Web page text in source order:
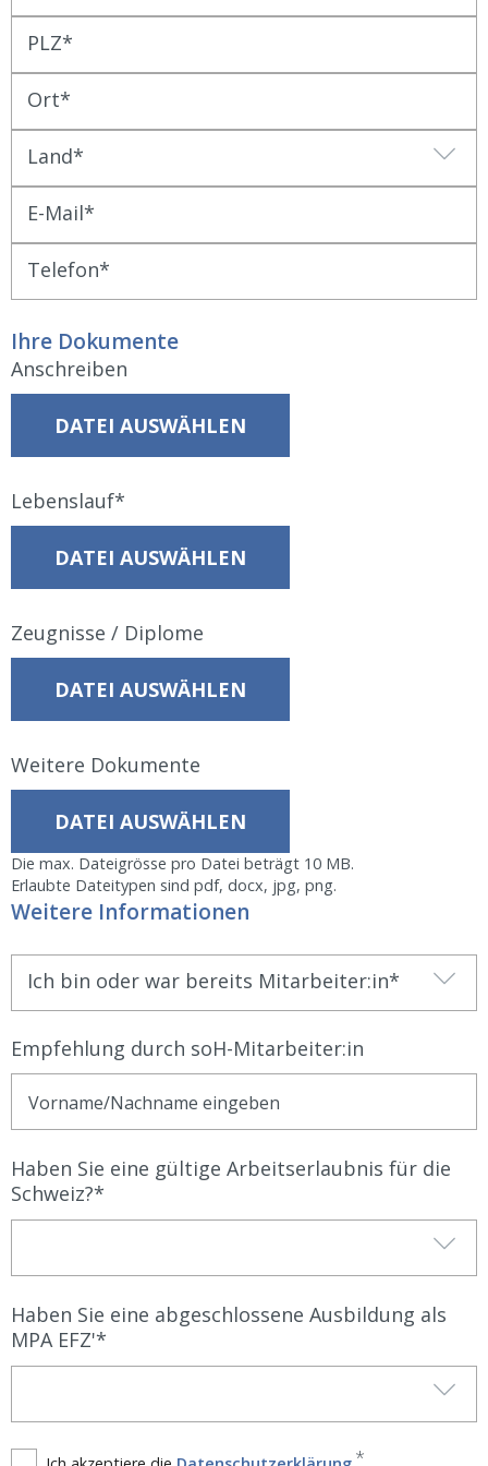
PLZ
Ort
Land
E-Mail
Telefon
Ihre Dokumente
Anschreiben
DATEI AUSWÄHLEN
Lebenslauf
DATEI AUSWÄHLEN
Zeugnisse / Diplome
DATEI AUSWÄHLEN
Weitere Dokumente
DATEI AUSWÄHLEN
Die max. Dateigrösse pro Datei beträgt 10 MB.
Erlaubte Dateitypen sind pdf, docx, jpg, png.
Weitere Informationen
Ich bin oder war bereits Mitarbeiter:in
Empfehlung durch soH-Mitarbeiter:in
Haben Sie eine gültige Arbeitserlaubnis für die
Schweiz?
Haben Sie eine abgeschlossene Ausbildung als
MPA EFZ'